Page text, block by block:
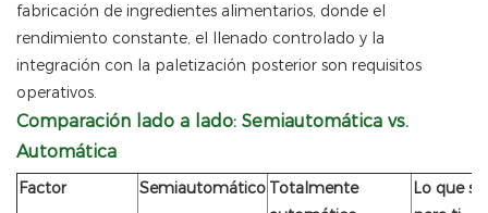
fabricación de ingredientes alimentarios, donde el
rendimiento constante, el llenado controlado y la
integración con la paletización posterior son requisitos
operativos.
Comparación lado a lado: Semiautomática vs.
Automática
Factor Semiautomático Totalmente
Lo que